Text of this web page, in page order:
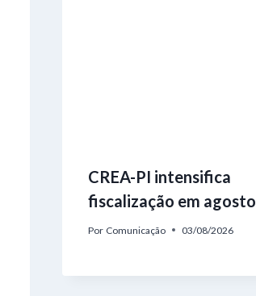
CREA-PI intensifica
fiscalização em agosto
Por Comunicação 03/08/2026